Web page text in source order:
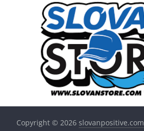
Copyright © 2026slovanpositive.com